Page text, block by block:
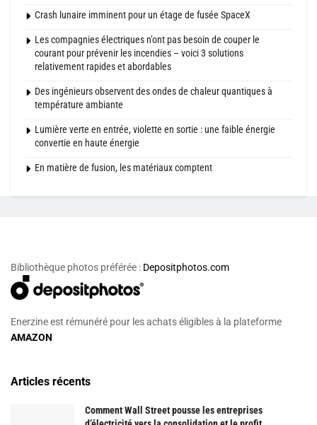
Crash lunaire imminent pour un étage de fusée SpaceX
Les compagnies électriques n’ont pas besoin de couper le
courant pour prévenir les incendies – voici 3 solutions
relativement rapides et abordables
Des ingénieurs observent des ondes de chaleur quantiques à
température ambiante
Lumière verte en entrée, violette en sortie : une faible énergie
convertie en haute énergie
En matière de fusion, les matériaux comptent
Bibliothèque photos préférée : Depositphotos.com
Enerzine est rémunéré pour les achats éligibles à la plateforme
AMAZON
Articles récents
Comment Wall Street pousse les entreprises